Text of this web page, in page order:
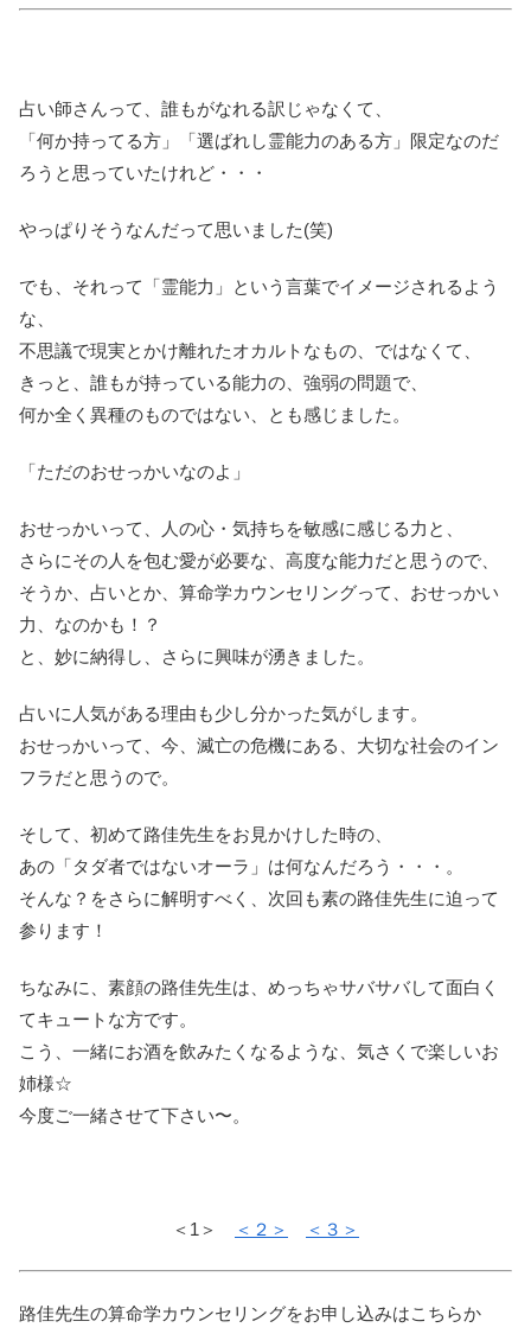
占い師さんって、誰もがなれる訳じゃなくて、
「何か持ってる方」「選ばれし霊能力のある方」限定なのだ
ろうと思っていたけれど・・・
やっぱりそうなんだって思いました(笑)
でも、それって「霊能力」という言葉でイメージされるよう
な、
不思議で現実とかけ離れたオカルトなもの、ではなくて、
きっと、誰もが持っている能力の、強弱の問題で、
何か全く異種のものではない、とも感じました。
「ただのおせっかいなのよ」
おせっかいって、人の心・気持ちを敏感に感じる力と、
さらにその人を包む愛が必要な、高度な能力だと思うので、
そうか、占いとか、算命学カウンセリングって、おせっかい
力、なのかも！？
と、妙に納得し、さらに興味が湧きました。
占いに人気がある理由も少し分かった気がします。
おせっかいって、今、滅亡の危機にある、大切な社会のイン
フラだと思うので。
そして、初めて路佳先生をお見かけした時の、
あの「タダ者ではないオーラ」は何なんだろう・・・。
そんな？をさらに解明すべく、次回も素の路佳先生に迫って
参ります！
ちなみに、素顔の路佳先生は、めっちゃサバサバして面白く
てキュートな方です。
こう、一緒にお酒を飲みたくなるような、気さくで楽しいお
姉様☆
今度ご一緒させて下さい〜。
＜1＞ ＜２＞ ＜３＞
路佳先生の算命学カウンセリングをお申し込みはこちらか